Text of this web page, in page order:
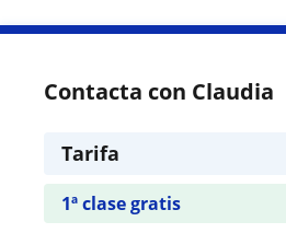
Contacta con Claudia
Tarifa
1ª clase gratis